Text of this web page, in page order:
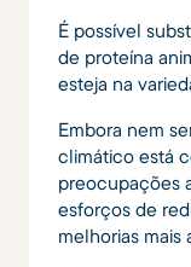
É possível
de proteína
esteja na
Embora nem
climático está
preocupações
esforços de
melhorias mais